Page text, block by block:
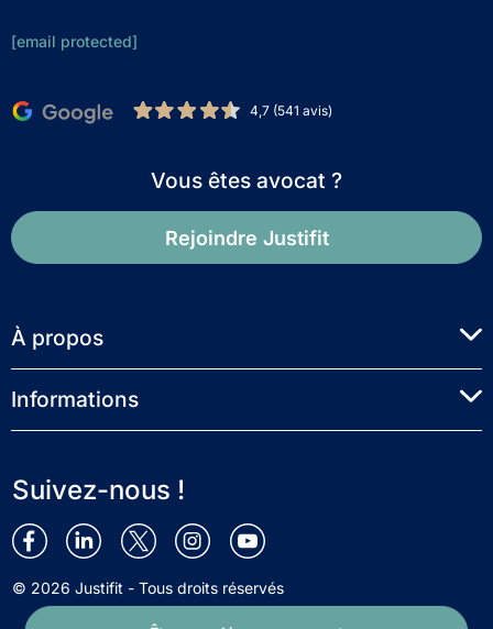
[email protected]
4,7 (541 avis)
Vous êtes avocat ?
Rejoindre Justifit
À propos
Informations
Suivez-nous !
© 2026 Justifit - Tous droits réservés